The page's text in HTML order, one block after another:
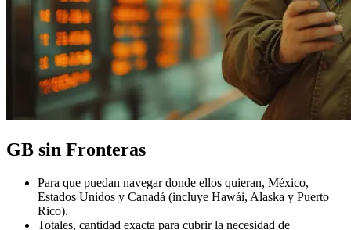
GB sin Fronteras
Para que puedan navegar donde ellos quieran, México,
Estados Unidos y Canadá (incluye Hawái, Alaska y Puerto
Rico).
Totales, cantidad exacta para cubrir la necesidad de